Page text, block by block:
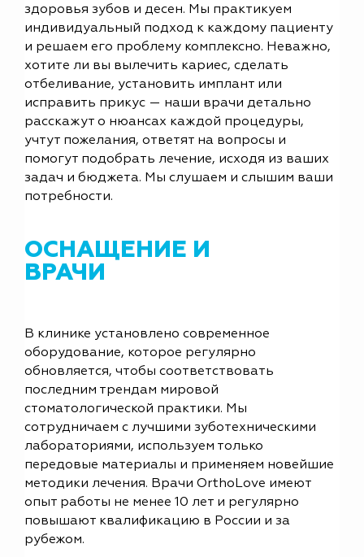
здоровья зубов и десен. Мы практикуем
индивидуальный подход к каждому пациенту
и решаем его проблему комплексно. Неважно,
хотите ли вы вылечить кариес, сделать
отбеливание, установить имплант или
исправить прикус — наши врачи детально
расскажут о нюансах каждой процедуры,
учтут пожелания, ответят на вопросы и
помогут подобрать лечение, исходя из ваших
задач и бюджета. Мы слушаем и слышим ваши
потребности.
ОСНАЩЕНИЕ И
ВРАЧИ
В клинике установлено современное
оборудование, которое регулярно
обновляется, чтобы соответствовать
последним трендам мировой
стоматологической практики. Мы
сотрудничаем с лучшими зуботехническими
лабораториями, используем только
передовые материалы и применяем новейшие
методики лечения. Врачи OrthoLove имеют
опыт работы не менее 10 лет и регулярно
повышают квалификацию в России и за
рубежом.